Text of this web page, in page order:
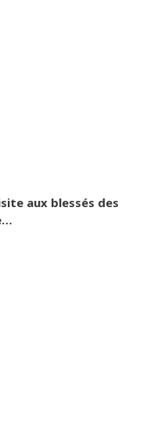
aux blessés des